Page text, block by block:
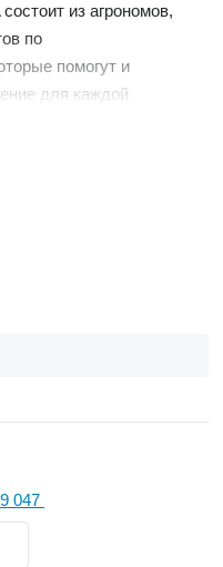
из агрономов,
по
помогут и
для каждой
профессиональную
«Агриматко
защиты растений и
на продаже
и оборудования, а
техники и
включает широкий
телескопические
Monosem),
для овощеводов
(Junkkari).
047